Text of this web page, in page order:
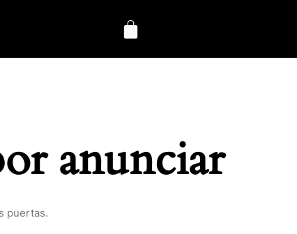
anunciar
puertas.